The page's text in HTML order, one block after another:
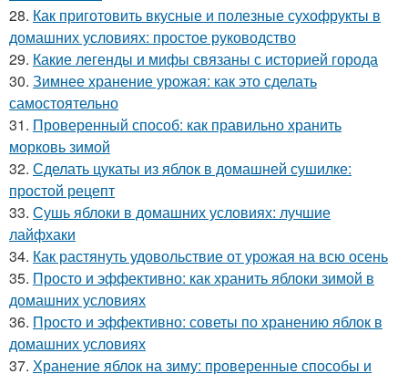
28. Как приготовить вкусные и полезные сухофрукты в
домашних условиях: простое руководство
29. Какие легенды и мифы связаны с историей города
30. Зимнее хранение урожая: как это сделать
самостоятельно
31. Проверенный способ: как правильно хранить
морковь зимой
32. Сделать цукаты из яблок в домашней сушилке:
простой рецепт
33. Сушь яблоки в домашних условиях: лучшие
лайфхаки
34. Как растянуть удовольствие от урожая на всю осень
35. Просто и эффективно: как хранить яблоки зимой в
домашних условиях
36. Просто и эффективно: советы по хранению яблок в
домашних условиях
37. Хранение яблок на зиму: проверенные способы и